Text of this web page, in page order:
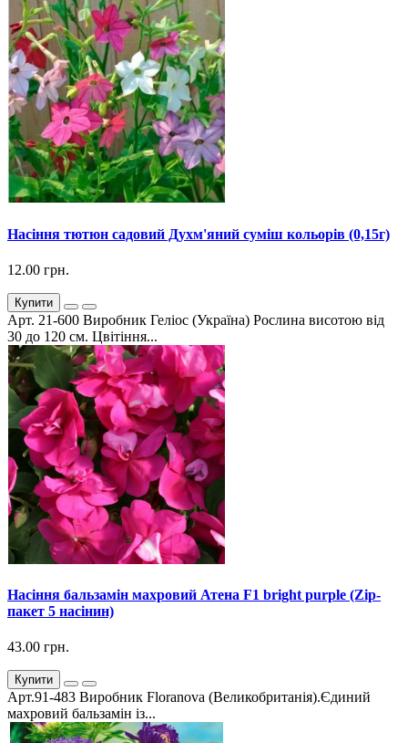
Насіння тютюн садовий Духм'яний суміш кольорів (0,15г)
12.00 грн.
Купити
Арт. 21-600 Виробник Геліос (Україна) Рослина висотою від
30 до 120 см. Цвітіння...
Насіння бальзамін махровий Атена F1 bright purple (Zip-
пакет 5 насінин)
43.00 грн.
Купити
Арт.91-483 Виробник Floranova (Великобританія).Єдиний
махровий бальзамін із...